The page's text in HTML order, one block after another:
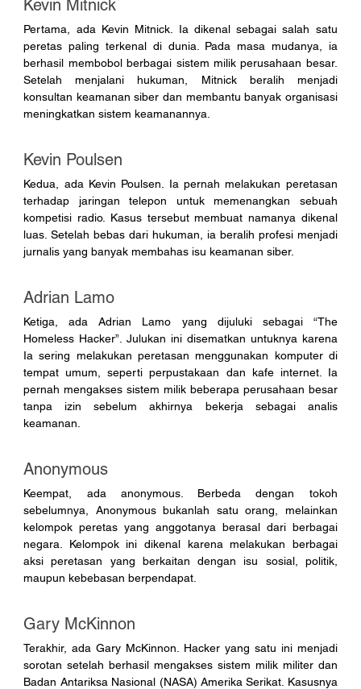
Kevin Mitnick
Pertama, ada Kevin Mitnick. Ia dikenal sebagai salah satu
peretas paling terkenal di dunia. Pada masa mudanya, ia
berhasil membobol berbagai sistem milik perusahaan besar.
Setelah menjalani hukuman, Mitnick beralih menjadi
konsultan keamanan siber dan membantu banyak organisasi
meningkatkan sistem keamanannya.
Kevin Poulsen
Kedua, ada Kevin Poulsen. Ia pernah melakukan peretasan
terhadap jaringan telepon untuk memenangkan sebuah
kompetisi radio. Kasus tersebut membuat namanya dikenal
luas. Setelah bebas dari hukuman, ia beralih profesi menjadi
jurnalis yang banyak membahas isu keamanan siber.
Adrian Lamo
Ketiga, ada Adrian Lamo yang dijuluki sebagai “The
Homeless Hacker”. Julukan ini disematkan untuknya karena
Ia sering melakukan peretasan menggunakan komputer di
tempat umum, seperti perpustakaan dan kafe internet. Ia
pernah mengakses sistem milik beberapa perusahaan besar
tanpa izin sebelum akhirnya bekerja sebagai analis
keamanan.
Anonymous
Keempat, ada anonymous. Berbeda dengan tokoh
sebelumnya, Anonymous bukanlah satu orang, melainkan
kelompok peretas yang anggotanya berasal dari berbagai
negara. Kelompok ini dikenal karena melakukan berbagai
aksi peretasan yang berkaitan dengan isu sosial, politik,
maupun kebebasan berpendapat.
Gary McKinnon
Terakhir, ada Gary McKinnon. Hacker yang satu ini menjadi
sorotan setelah berhasil mengakses sistem milik militer dan
Badan Antariksa Nasional (NASA) Amerika Serikat. Kasusnya